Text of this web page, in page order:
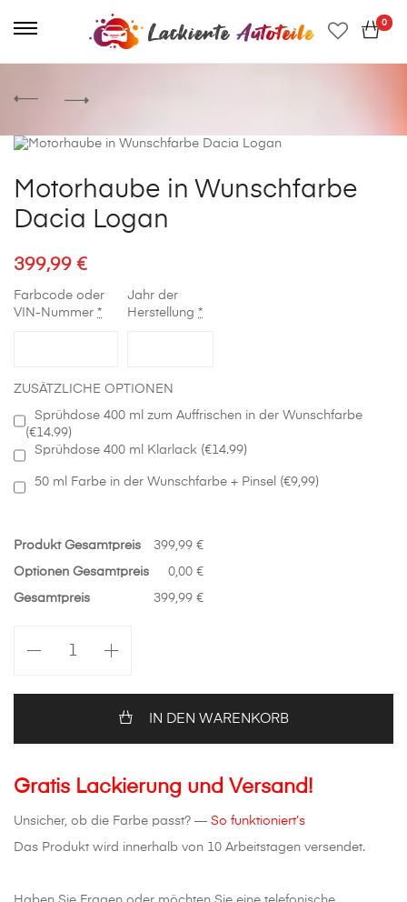
0
Motorhaube in Wunschfarbe
Dacia Logan
399,99 €
Farbcode oder
VIN-Nummer *
Jahr der
Herstellung *
ZUSÄTZLICHE OPTIONEN
Sprühdose 400 ml zum Auffrischen in der Wunschfarbe
(€14.99)
Sprühdose 400 ml Klarlack (€14.99)
50 ml Farbe in der Wunschfarbe + Pinsel (€9,99)
Produkt Gesamtpreis 399,99 €
Optionen Gesamtpreis 0,00 €
Gesamtpreis 399,99 €
IN DEN WARENKORB
Gratis Lackierung und Versand!
Unsicher, ob die Farbe passt? — So funktioniert’s
Das Produkt wird innerhalb von 10 Arbeitstagen versendet.